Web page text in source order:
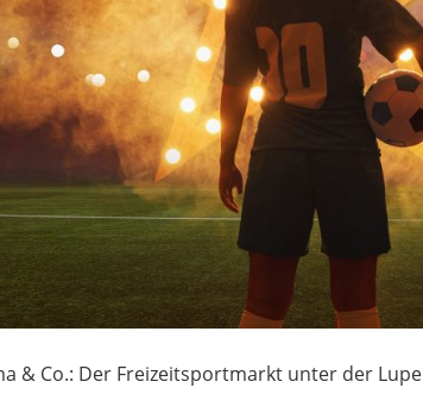
& Co.: Der Freizeitsportmarkt unter der Lupe